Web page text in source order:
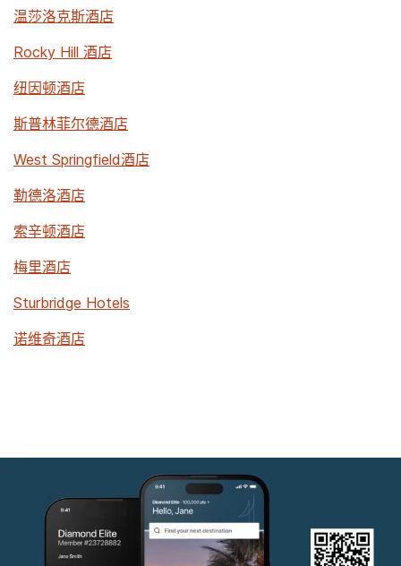
温莎洛克斯酒店
Rocky Hill 酒店
纽因顿酒店
斯普林菲尔德酒店
West Springfield酒店
勒德洛酒店
索辛顿酒店
梅里酒店
Sturbridge Hotels
诺维奇酒店